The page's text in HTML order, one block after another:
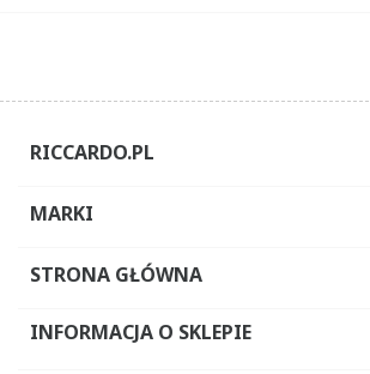
RICCARDO.PL
MARKI
STRONA GŁÓWNA
INFORMACJA O SKLEPIE